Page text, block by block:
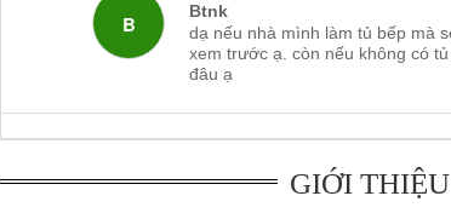
Máy hút mùi Lorca TA 2006B-900 kích thước
thước 700mm phù hợp với căn bếp vừa và nhỏ.
Máy hút mùi Lorca được bảo hành 36 tháng lỗi kỹ
tự hào phân phối chính
B
Btnk
dạ nếu nhà mình làm tủ bếp mà
xem trước ạ. còn nếu không có
đâu ạ